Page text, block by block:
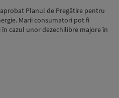
Planul de Pregătire pentru
Marii consumatori pot fi
cazul unor dezechilibre majore în